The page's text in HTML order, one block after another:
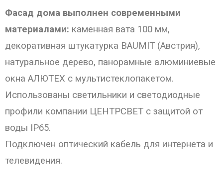
Фасад дома выполнен современными
материалами: каменная вата 100 мм,
декоративная штукатурка BAUMIT (Австрия),
натуральное дерево, панорамные алюминиевые
окна АЛЮТЕХ с мультистеклопакетом.
Использованы светильники и светодиодные
профили компании ЦЕНТРСВЕТ с защитой от
воды IP65.
Подключен оптический кабель для интернета и
телевидения.